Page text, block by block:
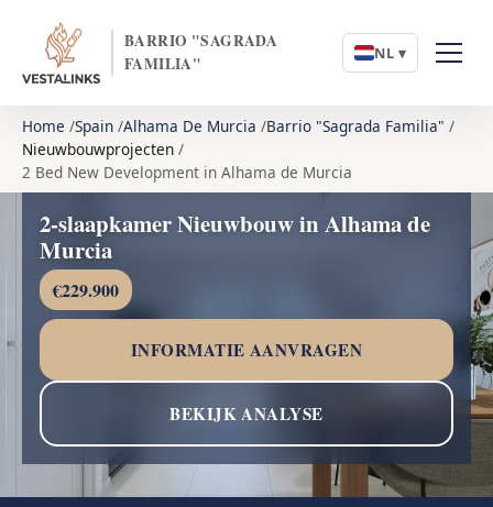
BARRIO "SAGRADA
FAMILIA"
NL ▾
Home Spain Alhama De Murcia Barrio "Sagrada Familia"
Nieuwbouwprojecten
2 Bed New Development in Alhama de Murcia
2-slaapkamer Nieuwbouw in Alhama de
Murcia
€229.900
INFORMATIE AANVRAGEN
BEKIJK ANALYSE